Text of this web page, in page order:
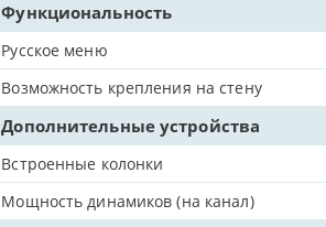
Функциональность
Русское меню
Возможность крепления на стену
Дополнительные устройства
Встроенные колонки
Мощность динамиков (на канал)